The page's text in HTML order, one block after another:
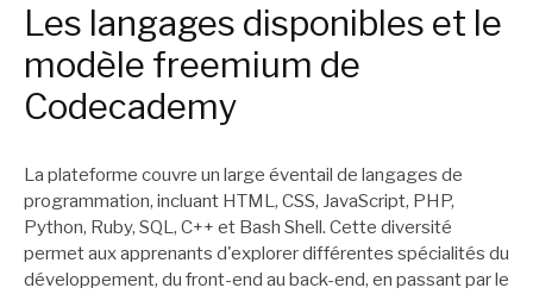
Les langages disponibles et le
modèle freemium de
Codecademy
La plateforme couvre un large éventail de langages de
programmation, incluant HTML, CSS, JavaScript, PHP,
Python, Ruby, SQL, C++ et Bash Shell. Cette diversité
permet aux apprenants d'explorer différentes spécialités du
développement, du front-end au back-end, en passant par le